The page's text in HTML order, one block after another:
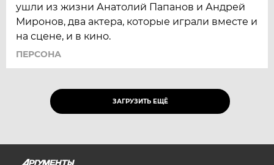
ушли из жизни Анатолий Папанов и Андрей
Миронов, два актера, которые играли вместе и
на сцене, и в кино.
ПЕРСОНА
ЗАГРУЗИТЬ ЕЩЁ